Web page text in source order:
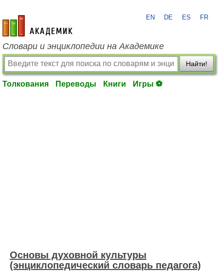
academic.ru
EN DE ES FR
Словари и энциклопедии на Академике
Найти!
Толкования Переводы Книги Игры ⚽
Основы духовной культуры
(энциклопедический словарь педагога)